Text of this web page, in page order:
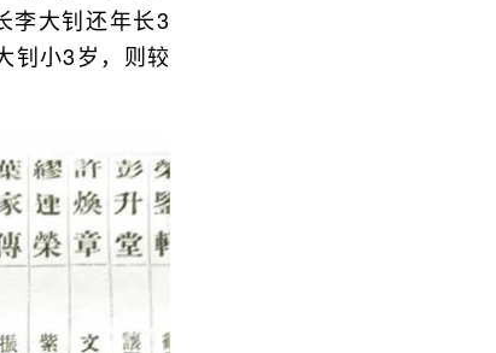
李大钊还年长3
钊小3岁，则较